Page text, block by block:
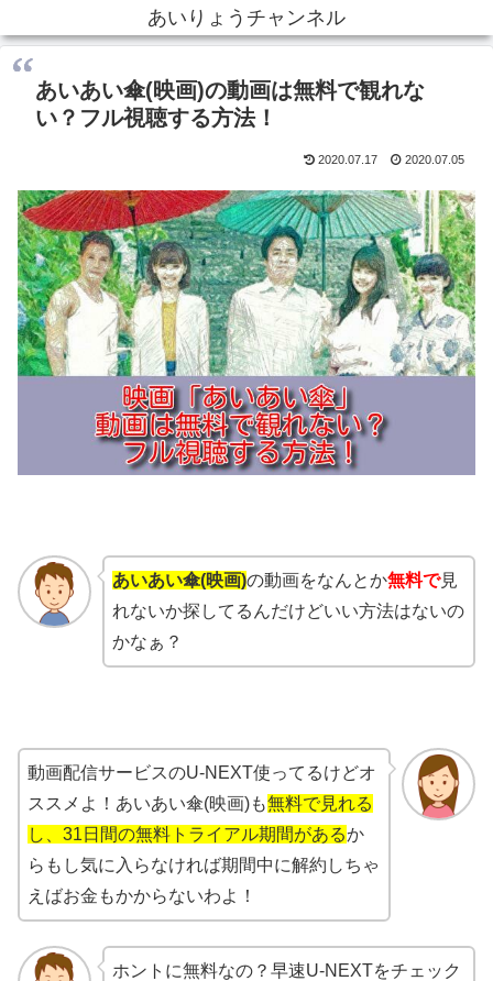
あいりょうチャンネル
あいあい傘(映画)の動画は無料で観れな
い？フル視聴する方法！
2020.07.17 2020.07.05
あいあい傘(映画)の動画をなんとか無料で見
れないか探してるんだけどいい方法はないの
かなぁ？
動画配信サービスのU-NEXT使ってるけどオ
ススメよ！あいあい傘(映画)も無料で見れる
し、31日間の無料トライアル期間があるか
らもし気に入らなければ期間中に解約しちゃ
えばお金もかからないわよ！
ホントに無料なの？早速U-NEXTをチェック